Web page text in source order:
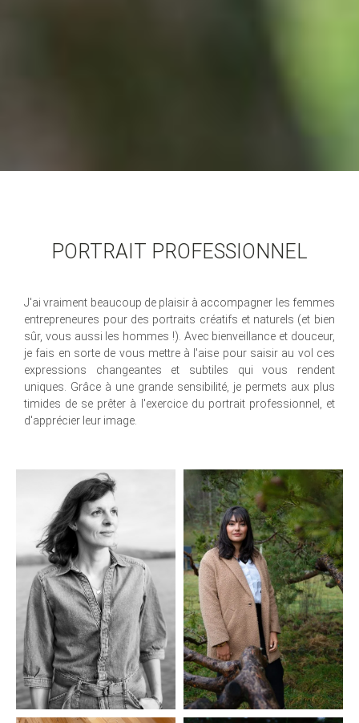
PORTRAIT PROFESSIONNEL
J'ai vraiment beaucoup de plaisir à accompagner les femmes
entrepreneures pour des portraits créatifs et naturels (et bien
sûr, vous aussi les hommes !). Avec bienveillance et douceur,
je fais en sorte de vous mettre à l'aise pour saisir au vol ces
expressions changeantes et subtiles qui vous rendent
uniques. Grâce à une grande sensibilité, je permets aux plus
timides de se prêter à l'exercice du portrait professionnel, et
d'apprécier leur image.